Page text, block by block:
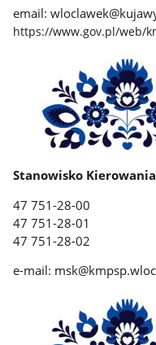
email:
https://www.gov.pl/web/
Stanowisko
47 751-28-00
47 751-28-01
47 751-28-02
e-mail: